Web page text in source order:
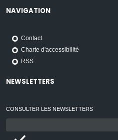
NAVIGATION
Contact
Charte d'accessibilité
RSS
NEWSLETTERS
CONSULTER LES NEWSLETTERS
: